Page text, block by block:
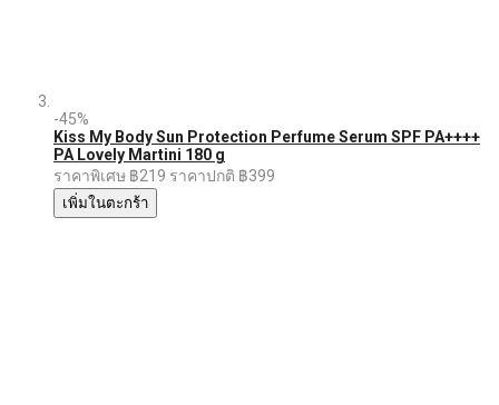
-45%
Kiss My Body Sun Protection Perfume Serum SPF PA++++
PA Lovely Martini 180 g
ราคาพิเศษ ฿219 ราคาปกติ ฿399
เพิ่มในตะกร้า